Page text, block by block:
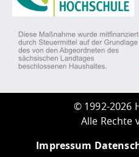
© 1992-2026
Alle Rechte
Impressum